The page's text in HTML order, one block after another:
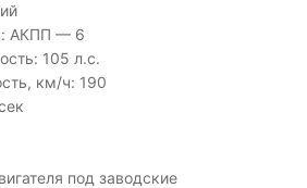
АКПП — 6
105 л.с.
км/ч: 190
под заводские